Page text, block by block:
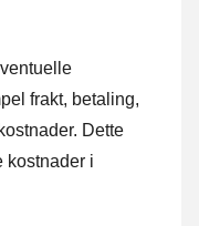
frakt, betaling,
Dette
kostnader i